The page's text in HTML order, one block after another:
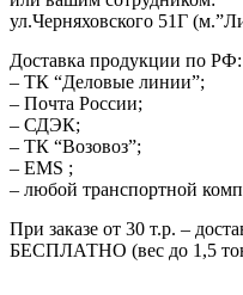
ул.Черняховского 51Г
Доставка продукции по РФ:
– ТК “Деловые линии”;
– Почта России;
– СДЭК;
– ТК “Возовоз”;
– EMS ;
– любой транспортной
При заказе от 30 т.р. –
БЕСПЛАТНО (вес до 1,5